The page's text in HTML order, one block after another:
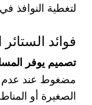
لتغطية النوافذ
فوائد الستائر
تصميم يوفر
مضغوط عند عدم
الصغيرة أو